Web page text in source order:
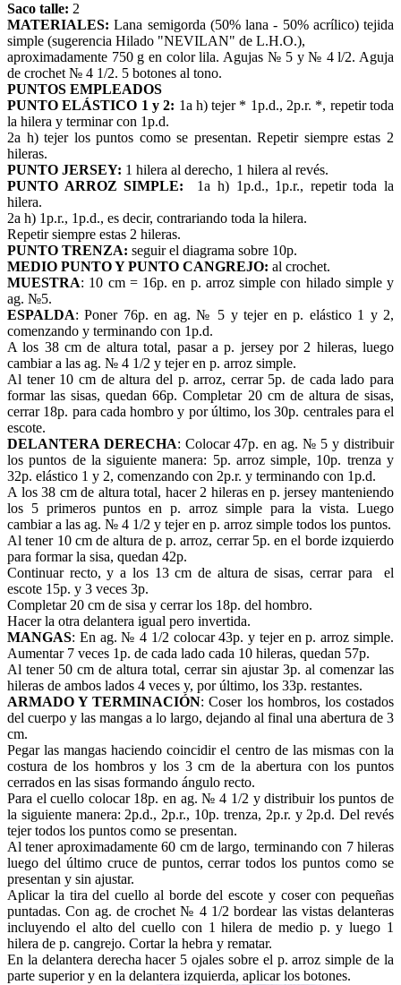
Saco talle: 2
MATERIALES: Lana semigorda (50% lana - 50% acrílico) tejida
simple (sugerencia Hilado "NEVILAN" de L.H.O.),
aproximadamente 750 g en color lila. Agujas № 5 y № 4 l/2. Aguja
de crochet № 4 1/2. 5 botones al tono.
PUNTOS EMPLEADOS
PUNTO ELÁSTICO 1 y 2: 1a h) tejer * 1p.d., 2p.r. *, repetir toda
la hilera y terminar con 1p.d.
2a h) tejer los puntos como se presentan. Repetir siempre estas 2
hileras.
PUNTO JERSEY: 1 hilera al derecho, 1 hilera al revés.
PUNTO ARROZ SIMPLE:
1a h) 1p.d., 1p.r., repetir toda la
hilera.
2a h) 1p.r., 1p.d., es decir, contrariando toda la hilera.
Repetir siempre estas 2 hileras.
PUNTO TRENZA: seguir el diagrama sobre 10p.
MEDIO PUNTO Y PUNTO CANGREJO: al crochet.
MUESTRA: 10 cm = 16p. en p. arroz simple con hilado simple y
ag. №5.
ESPALDA: Poner 76p. en ag. № 5 y tejer en p. elástico 1 y 2,
comenzando y terminando con 1p.d.
A los 38 cm de altura total, pasar a p. jersey por 2 hileras, luego
cambiar a las ag. № 4 1/2 y tejer en p. arroz simple.
Al tener 10 cm de altura del p. arroz, cerrar 5p. de cada lado para
formar las sisas, quedan 66p. Completar 20 cm de altura de sisas,
cerrar 18p. para cada hombro y por último, los 30p. centrales para el
escote.
DELANTERA DERECHA: Colocar 47p. en ag. № 5 y distribuir
los puntos de la siguiente manera: 5p. arroz simple, 10p. trenza y
32p. elástico 1 y 2, comenzando con 2p.r. y terminando con 1p.d.
A los 38 cm de altura total, hacer 2 hileras en p. jersey manteniendo
los 5 primeros puntos en p. arroz simple para la vista. Luego
cambiar a las ag. № 4 1/2 y tejer en p. arroz simple todos los puntos.
Al tener 10 cm de altura de p. arroz, cerrar 5p. en el borde izquierdo
para formar la sisa, quedan 42p.
Continuar recto, y a los 13 cm de altura de sisas, cerrar para el
escote 15p. y 3 veces 3p.
Completar 20 cm de sisa y cerrar los 18p. del hombro.
Hacer la otra delantera igual pero invertida.
MANGAS: En ag. № 4 1/2 colocar 43p. y tejer en p. arroz simple.
Aumentar 7 veces 1p. de cada lado cada 10 hileras, quedan 57p.
Al tener 50 cm de altura total, cerrar sin ajustar 3p. al comenzar las
hileras de ambos lados 4 veces y, por último, los 33p. restantes.
ARMADO Y TERMINACIÓN: Coser los hombros, los costados
del cuerpo y las mangas a lo largo, dejando al final una abertura de 3
cm.
Pegar las mangas haciendo coincidir el centro de las mismas con la
costura de los hombros y los 3 cm de la abertura con los puntos
cerrados en las sisas formando ángulo recto.
Para el cuello colocar 18p. en ag. № 4 1/2 y distribuir los puntos de
la siguiente manera: 2p.d., 2p.r., 10p. trenza, 2p.r. y 2p.d. Del revés
tejer todos los puntos como se presentan.
Al tener aproximadamente 60 cm de largo, terminando con 7 hileras
luego del último cruce de puntos, cerrar todos los puntos como se
presentan y sin ajustar.
Aplicar la tira del cuello al borde del escote y coser con pequeñas
puntadas. Con ag. de crochet № 4 1/2 bordear las vistas delanteras
incluyendo el alto del cuello con 1 hilera de medio p. y luego 1
hilera de p. cangrejo. Cortar la hebra y rematar.
En la delantera derecha hacer 5 ojales sobre el p. arroz simple de la
parte superior y en la delantera izquierda, aplicar los botones.